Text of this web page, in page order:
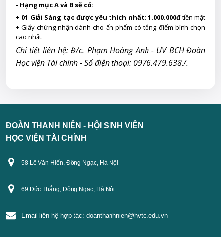
- Hạng mục A và B sẽ có:
+ 01 Giải Sáng tạo được yêu thích nhất: 1.000.000đtiền mặt
+ Giấy chứng nhận dành cho ấn phẩm có tổng điểm bình chọn
cao nhất.
Chi tiết liên hệ: Đ/c. Phạm Hoàng Anh- UV BCH Đoàn
Học viện Tài chính - Số điện thoại: 0976.479.638./.
ĐOÀN THANH NIÊN - HỘI SINH VIÊN
HỌC VIỆN TÀI CHÍNH
58 Lê Văn Hiến, Đông Ngạc, Hà Nội
69 Đức Thắng, Đông Ngạc, Hà Nội
Email liên hệ hợp tác: doanthanhnien@hvtc.edu.vn